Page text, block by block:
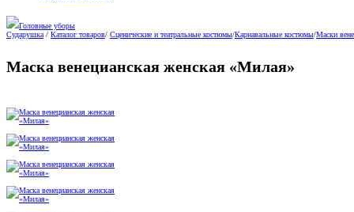
Головные уборы
Сударушка / Каталог товаров/ Сценические и театральные костюмы/Карнавальные костюмы/Маски
Маска венецианская женская «Милая»